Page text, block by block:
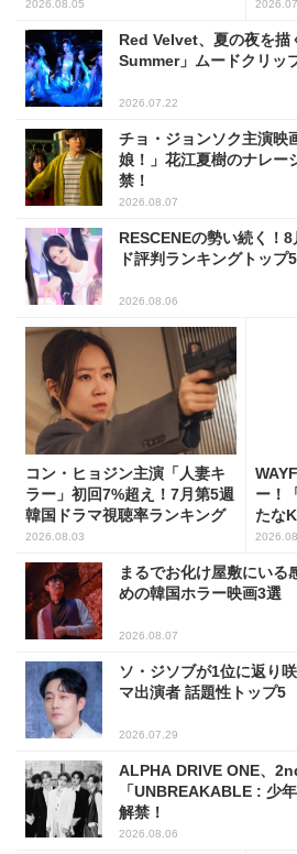
2026.08.05
Red Velvet、夏の夜を描
Summer」ムードクリッ
2026.07.22
チョ・ジョンソク主演映
娘！」花江夏樹のナレー
禁！
2026.08.07
RESCENEの勢い続く！
ド評判ランキングトップ5
2026.08.06
コン・ヒョジン主演「人妻キ
ラー」初回7%超え！7月第5週
韓国ドラマ視聴率ランキング
2026.08.03
ー！
たな
まるでお化け屋敷にい
めの韓国ホラー映画3選
2026.08.07
ソ・ジソブが1位に返り
マ出演者 話題性トップ5
2026.07.29
ALPHA DRIVE ONE、
「UNBREAKABLE : 少
解禁！
2026.08.06